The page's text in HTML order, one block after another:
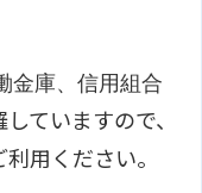
金庫、信用組合
ていますので、
用ください。